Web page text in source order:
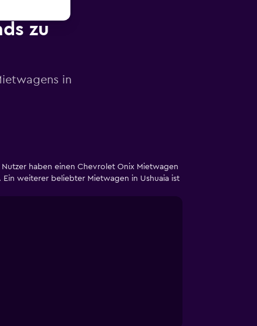
zu
in
haben einen Chevrolet Onix Mietwagen
weiterer beliebter Mietwagen in Ushuaia ist